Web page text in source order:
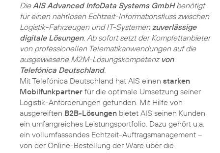
DieAIS Advanced InfoData Systems GmbHbenötigt
für einen nahtlosen Echtzeit-Informationsfluss zwischen
Logistik-Fahrzeugen und IT-Systemenzuverlässige
digitale Lösungen. Ab sofort setzt der Komplettanbieter
von professionellen Telematikanwendungen auf die
ausgewiesene M2M-Lösungskompetenz von
Telefónica Deutschland.
Mit Telefónica Deutschland hat AIS einen starken
Mobilfunkpartner für die optimale Umsetzung seiner
Logistik-Anforderungen gefunden. Mit Hilfe von
ausgereiften B2B-Lösungen bietet AIS seinen Kunden
ein umfangreiches Leistungsportfolio. Dazu gehört u.a.
ein vollumfassendes Echtzeit-Auftragsmanagement –
von der Online-Bestellung der Ware über die